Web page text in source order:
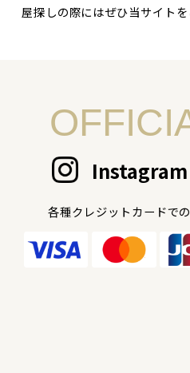
屋探しの際にはぜひ当サイトを
Instagram
各種クレジットカードで